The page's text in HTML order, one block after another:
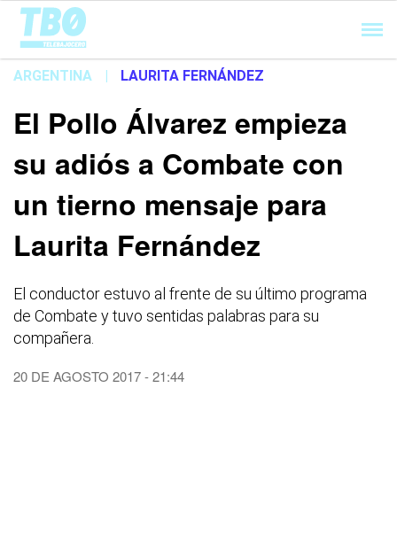
Cargando...
ARGENTINA | LAURITA FERNÁNDEZ
El Pollo Álvarez empieza
su adiós a Combate con
un tierno mensaje para
Laurita Fernández
El conductor estuvo al frente de su último programa
de Combate y tuvo sentidas palabras para su
compañera.
20 DE AGOSTO 2017 - 21:44